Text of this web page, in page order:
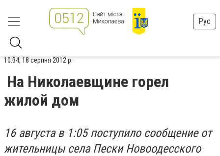
Рус
10:34, 18 серпня 2012 р.
На Николаевщине горел
жилой дом
16 августа в 1:05 поступило сообщение от
жительницы села Пески Новоодесского